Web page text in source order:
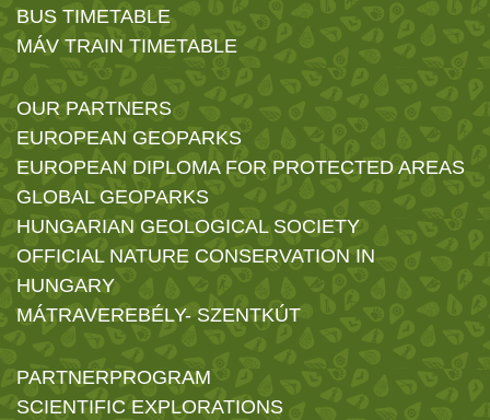
BUS TIMETABLE
MÁV TRAIN TIMETABLE
OUR PARTNERS
EUROPEAN GEOPARKS
EUROPEAN DIPLOMA FOR PROTECTED AREAS
GLOBAL GEOPARKS
HUNGARIAN GEOLOGICAL SOCIETY
OFFICIAL NATURE CONSERVATION IN
HUNGARY
MÁTRAVEREBÉLY- SZENTKÚT
PARTNERPROGRAM
SCIENTIFIC EXPLORATIONS